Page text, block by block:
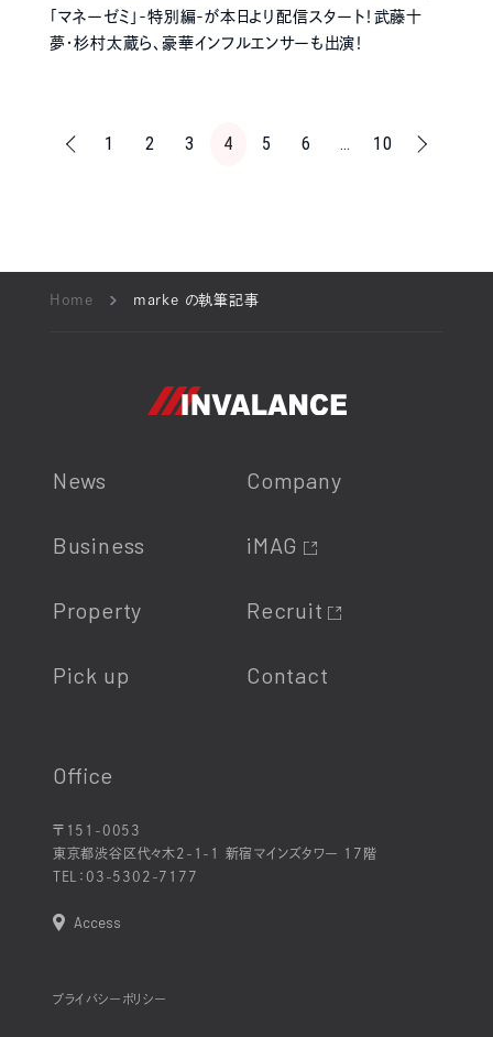
「マネーゼミ」-特別編-が本日より配信スタート！武藤十
夢・杉村太蔵ら、豪華インフルエンサーも出演！
<<
1 2 3 4 5 6 … 10
Home marke の執筆記事
News
Business
Property
Pick up
Company
iMAG
Recruit
Contact
Office
〒151-0053
東京都渋谷区代々木2-1-1 新宿マインズタワー 17階
TEL： 03-5302-7177
Access
プライバシーポリシー